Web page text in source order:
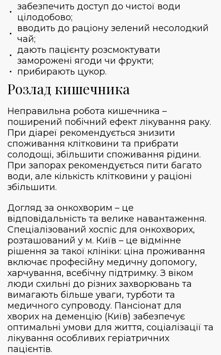
забезпечить доступ до чистої води
цілодобово;
вводить до раціону зелений несолодкий
чай;
дають пацієнту розсмоктувати
заморожені ягоди чи фрукти;
прибирають цукор.
Розлад кишечника
Неправильна робота кишечника –
поширений побічний ефект лікування раку.
При діареї рекомендується знизити
споживання клітковини та прибрати
солодощі, збільшити споживання рідини.
При запорах рекомендується пити багато
води, але кількість клітковини у раціоні
збільшити.
Догляд за онкохворим – це
відповідальність та велике навантаження.
Спеціалізований хоспіс для онкохворих,
розташований у м. Київ – це відмінне
рішення за такої клініки: ціна проживання
включає професійну медичну допомогу,
харчування, всебічну підтримку. З віком
люди схильні до різних захворювань та
вимагають більше уваги, турботи та
медичного супроводу. Пансіонат для
хворих на деменцію (Київ) забезпечує
оптимальні умови для життя, соціалізації та
лікування особливих геріатричних
пацієнтів.